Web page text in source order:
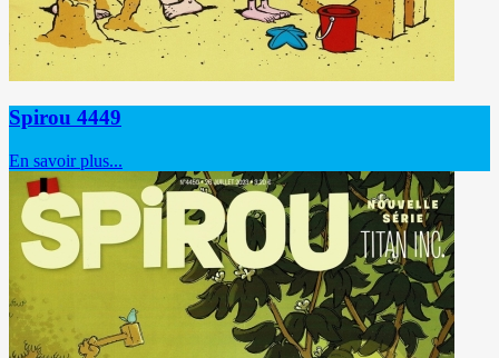
Spirou 4449
En savoir plus...